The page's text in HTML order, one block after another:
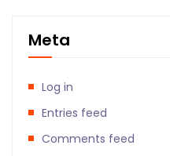
Meta
Log in
Entries feed
Comments feed